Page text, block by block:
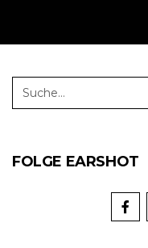
FOLGE EARSHOT